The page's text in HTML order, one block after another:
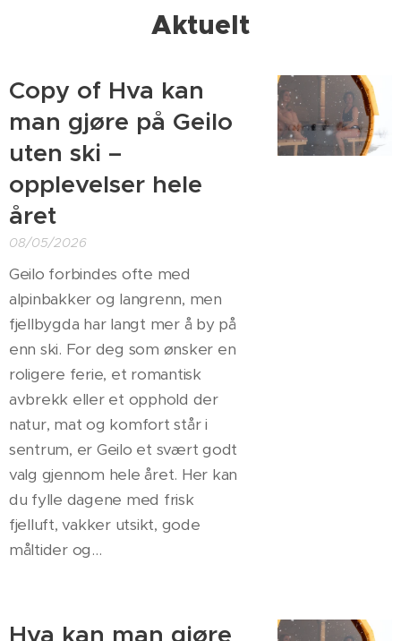
Aktuelt
Copy of Hva kan
man gjøre på Geilo
uten ski –
opplevelser hele
året
08/05/2026
Geilo forbindes ofte med
alpinbakker og langrenn, men
fjellbygda har langt mer å by på
enn ski. For deg som ønsker en
roligere ferie, et romantisk
avbrekk eller et opphold der
natur, mat og komfort står i
sentrum, er Geilo et svært godt
valg gjennom hele året. Her kan
du fylle dagene med frisk
fjelluft, vakker utsikt, gode
måltider og...
Hva kan man gjøre